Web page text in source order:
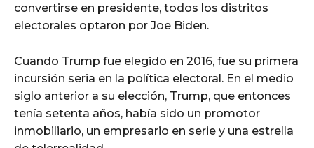
convertirse en presidente, todos los distritos
electorales optaron por Joe Biden.
Cuando Trump fue elegido en 2016, fue su primera
incursión seria en la política electoral. En el medio
siglo anterior a su elección, Trump, que entonces
tenía setenta años, había sido un promotor
inmobiliario, un empresario en serie y una estrella